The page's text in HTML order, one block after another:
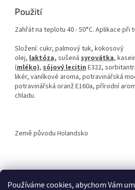
Používáme cookies, abychom Vám
Použití
Zahřát na teplotu 40 - 50°C. Aplikace při
Složení: cukr, palmový tuk, kokosový
olej, laktóza, sušená syrovátka,
(mléko), sójový lecitinE322,
likér, vanilkové aroma, potravinářská
potravinářská oranž E160a, přírodní
chladu.
Země původu Holandsko
Z